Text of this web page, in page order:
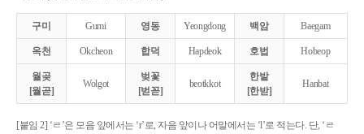
구미 Gumi 영동 Yeongdong 백암 Baegam
옥천 Okcheon 합덕 Hapdeok 호법 Hobeop
월곶
[월곧]
Wolgot
벚꽃
[벋꼳]
beotkkot
한밭
[한받]
Hanbat
[붙임 2] ‘ㄹ’은 모음 앞에서는 ‘r’로, 자음 앞이나 어말에서는 ‘l’로 적는다. 단, ‘ㄹ